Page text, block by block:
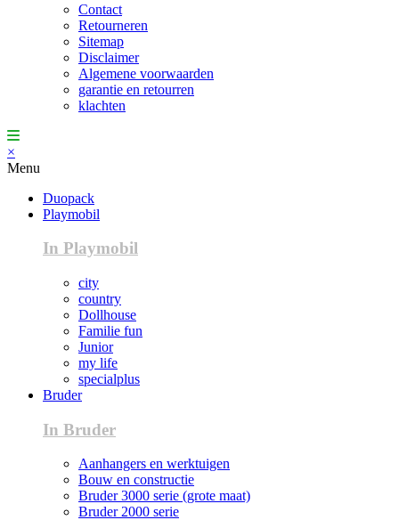
Contact
Retourneren
Sitemap
Disclaimer
Algemene voorwaarden
garantie en retourren
klachten
×
Menu
Duopack
Playmobil
In Playmobil
city
country
Dollhouse
Familie fun
Junior
my life
specialplus
Bruder
In Bruder
Aanhangers en werktuigen
Bouw en constructie
Bruder 3000 serie (grote maat)
Bruder 2000 serie